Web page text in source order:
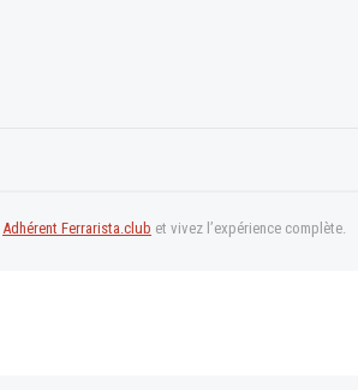
Adhérent Ferrarista.club et vivez l’expérience complète.